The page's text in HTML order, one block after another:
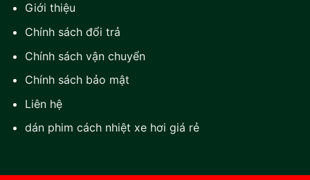
Giới thiệu
Chính sách đổi trả
Chính sách vận chuyển
Chính sách bảo mật
Liên hệ
dán phim cách nhiệt xe hơi giá rẻ